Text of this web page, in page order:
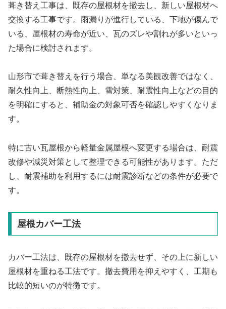
葺き替え工事は、既存の屋根材を撤去し、新しい屋根材へ
交換する工事です。雨漏りが進行している、下地が傷んで
いる、屋根材の寿命が近い、瓦のズレや割れが多いといっ
た場合に検討されます。
山形市で葺き替えを行う場合、単なる美観改善ではなく、
耐久性向上、断熱性向上、雪対策、耐震性向上などの目的
を明確にすると、補助金の対象可否を確認しやすくなりま
す。
特に古い瓦屋根から軽量金属屋根へ変更する場合は、耐震
改修や減災対策として整理できる可能性があります。ただ
し、耐震補助を利用するには耐震診断などの条件が必要で
す。
屋根カバー工法
カバー工法は、既存の屋根材を撤去せず、その上に新しい
屋根材を重ねる工法です。撤去費用を抑えやすく、工期も
比較的短いのが特徴です。